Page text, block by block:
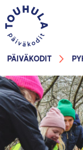
PÄIVÄKODIT